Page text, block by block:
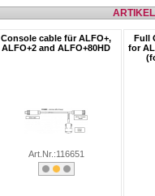
Console cable für ALFO+,
ALFO+2 and ALFO+80HD
Art.Nr.:116651
Full
for